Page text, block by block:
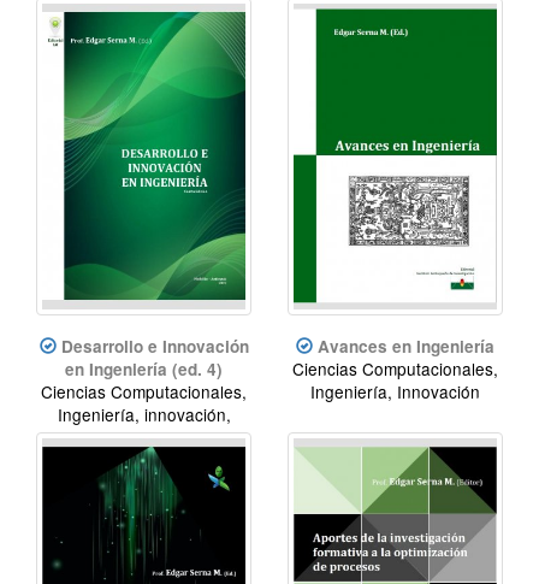
Desarrollo e Innovación
en Ingeniería (ed. 4)
Ciencias Computacionales,
Ingeniería, innovación,
desarrollo.
Avances en Ingeniería
Ciencias Computacionales,
Ingeniería, Innovación